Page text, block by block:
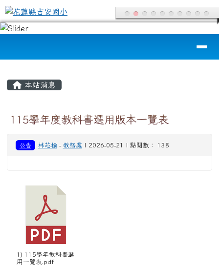
跳至主內容區
花蓮縣吉安國小
本站消息
115學年度教科書選用版本一覽表
公告 林芯榆- 教務處 | 2026-05-21 | 點閱數： 138
1) 115學年教科書選
用一覽表.pdf